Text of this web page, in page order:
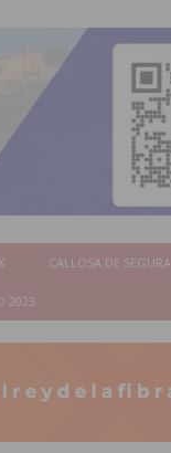
CALLOSA DE SEGURA
2023